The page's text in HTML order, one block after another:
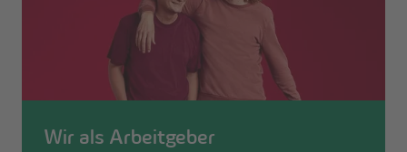
Wir als Arbeitgeber